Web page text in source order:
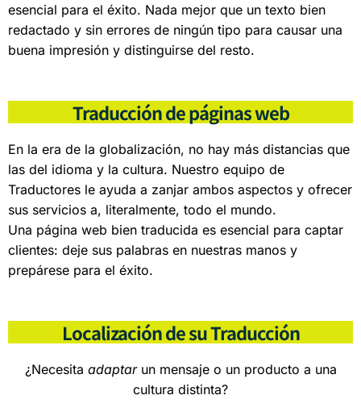
esencial para el éxito. Nada mejor que un texto bien
redactado y sin errores de ningún tipo para causar una
buena impresión y distinguirse del resto.
Traducción de páginas web
En la era de la globalización, no hay más distancias que
las del idioma y la cultura. Nuestro equipo de
Traductores le ayuda a zanjar ambos aspectos y ofrecer
sus servicios a, literalmente, todo el mundo.
Una página web bien traducida es esencial para captar
clientes: deje sus palabras en nuestras manos y
prepárese para el éxito.
Localización de su Traducción
¿Necesita adaptarun mensaje o un producto a una
cultura distinta?